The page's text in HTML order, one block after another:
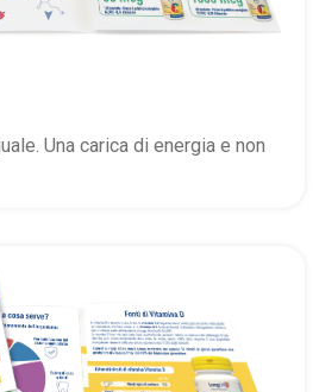
Una carica di energia e non